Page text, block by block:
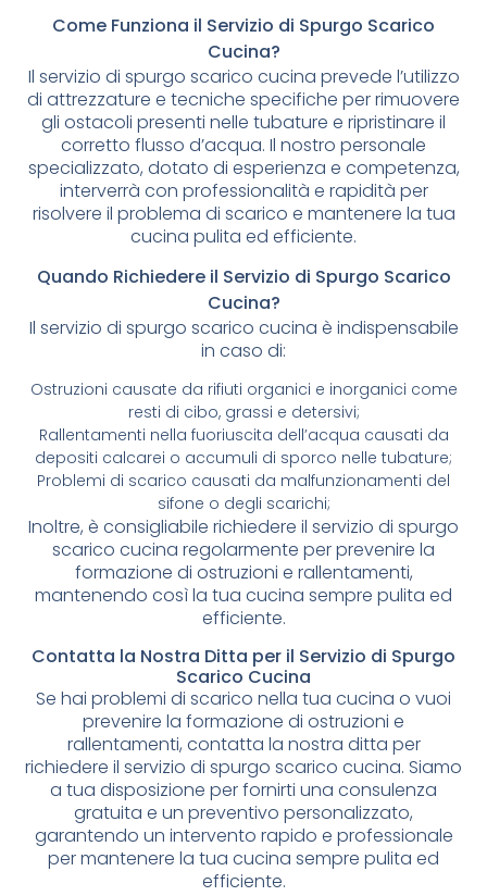
Come Funziona il Servizio di Spurgo Scarico
Cucina?
Il servizio di spurgo scarico cucina prevede l’utilizzo
di attrezzature e tecniche specifiche per rimuovere
gli ostacoli presenti nelle tubature e ripristinare il
corretto flusso d’acqua. Il nostro personale
specializzato, dotato di esperienza e competenza,
interverrà con professionalità e rapidità per
risolvere il problema di scarico e mantenere la tua
cucina pulita ed efficiente.
Quando Richiedere il Servizio di Spurgo Scarico
Cucina?
Il servizio di spurgo scarico cucina è indispensabile
in caso di:
Ostruzioni causate da rifiuti organici e inorganici come
resti di cibo, grassi e detersivi;
Rallentamenti nella fuoriuscita dell’acqua causati da
depositi calcarei o accumuli di sporco nelle tubature;
Problemi di scarico causati da malfunzionamenti del
sifone o degli scarichi;
Inoltre, è consigliabile richiedere il servizio di spurgo
scarico cucina regolarmente per prevenire la
formazione di ostruzioni e rallentamenti,
mantenendo così la tua cucina sempre pulita ed
efficiente.
Contatta la Nostra Ditta per il Servizio di Spurgo
Scarico Cucina
Se hai problemi di scarico nella tua cucina o vuoi
prevenire la formazione di ostruzioni e
rallentamenti, contatta la nostra ditta per
richiedere il servizio di spurgo scarico cucina. Siamo
a tua disposizione per fornirti una consulenza
gratuita e un preventivo personalizzato,
garantendo un intervento rapido e professionale
per mantenere la tua cucina sempre pulita ed
efficiente.